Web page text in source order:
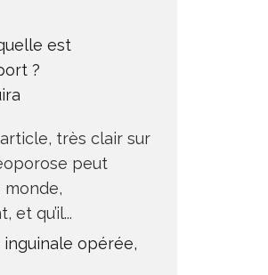
est
?
très clair sur
peut
et qu’il...
opérée,